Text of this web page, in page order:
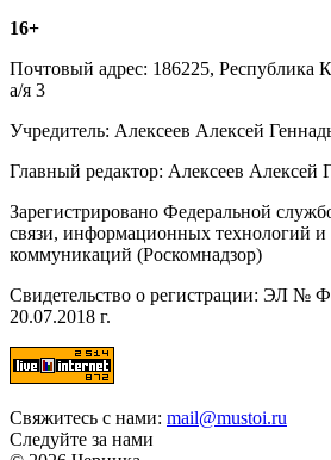
16+
Почтовый адрес: 186225, Республика
а/я 3
Учредитель: Алексеев Алексей
Главный редактор: Алексеев Алексей
Зарегистрировано Федеральной
связи, информационных технологий и
коммуникаций (Роскомнадзор)
Свидетельство о регистрации: ЭЛ №
20.07.2018 г.
Свяжитесь с нами: mail@mustoi.ru
Следуйте за нами